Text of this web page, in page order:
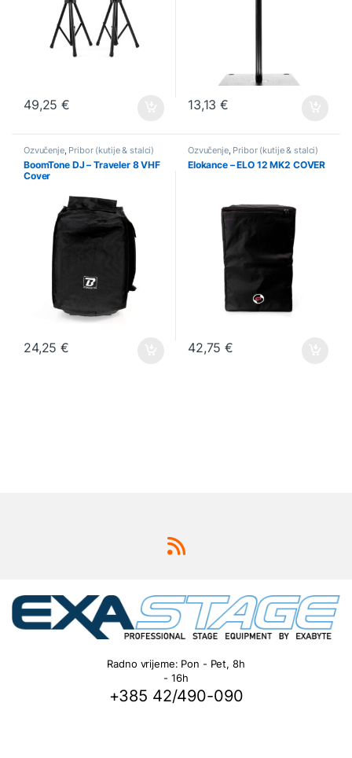
49,25€ 13,13€
Ozvučenje, Pribor (kutije & stalci)
BoomTone DJ – Traveler 8 VHF
Cover
24,25€
Ozvučenje, Pribor (kutije & stalci)
Elokance – ELO 12 MK2 COVER
42,75€
Radno vrijeme: Pon - Pet, 8h
- 16h
+385 42/490-090